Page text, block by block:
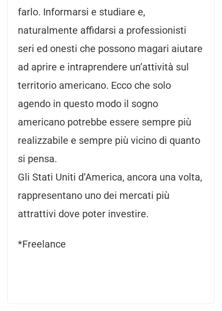
farlo. Informarsi e studiare e,
naturalmente affidarsi a professionisti
seri ed onesti che possono magari aiutare
ad aprire e intraprendere un’attività sul
territorio americano. Ecco che solo
agendo in questo modo il sogno
americano potrebbe essere sempre più
realizzabile e sempre più vicino di quanto
si pensa.
Gli Stati Uniti d’America, ancora una volta,
rappresentano uno dei mercati più
attrattivi dove poter investire.
*Freelance